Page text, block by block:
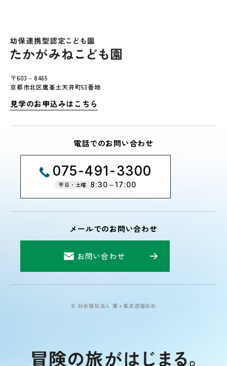
〒603－8465
京都市北区鷹峯土天井町53番地
見学のお申込みはこちら
電話でのお問い合わせ
075-491-3300
平日・土曜 8:30～17:00
メールでのお問い合わせ
お問い合わせ
© 社会福祉法人 鷹ヶ峯友遊福祉会